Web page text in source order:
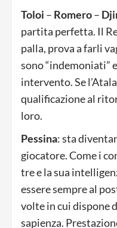
Toloi – Romero–
partita perfetta. Il
palla, prova a farli
sono “indemoniati”
intervento. Se
qualificazione al
loro.
Pessina: sta
giocatore. Come i
tre e la sua
essere sempre al
volte in cui dispone
sapienza.